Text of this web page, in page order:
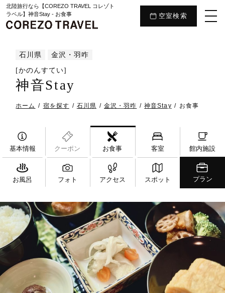
北陸旅行なら【COREZO TRAVEL コレゾト
ラベル】神音Stay - お食事
空室検索
石川県 金沢・羽咋
[かのんすてい]
神音Stay
ホーム 宿を探す 石川県 金沢・羽咋 神音Stay お食事
基本情報 クーポン お食事 客室 館内施設
お風呂 フォト アクセス スポット プラン